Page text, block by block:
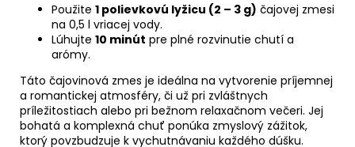
Použite 1 polievkovú lyžicu (2 – 3 g) čajovej zmesi
na 0,5 l vriacej vody.
Lúhujte 10 minút pre plné rozvinutie chutí a
arómy.
Táto čajovinová zmes je ideálna na vytvorenie príjemnej
a romantickej atmosféry, či už pri zvláštnych
príležitostiach alebo pri bežnom relaxačnom večeri. Jej
bohatá a komplexná chuť ponúka zmyslový zážitok,
ktorý povzbudzuje k vychutnávaniu každého dúšku.